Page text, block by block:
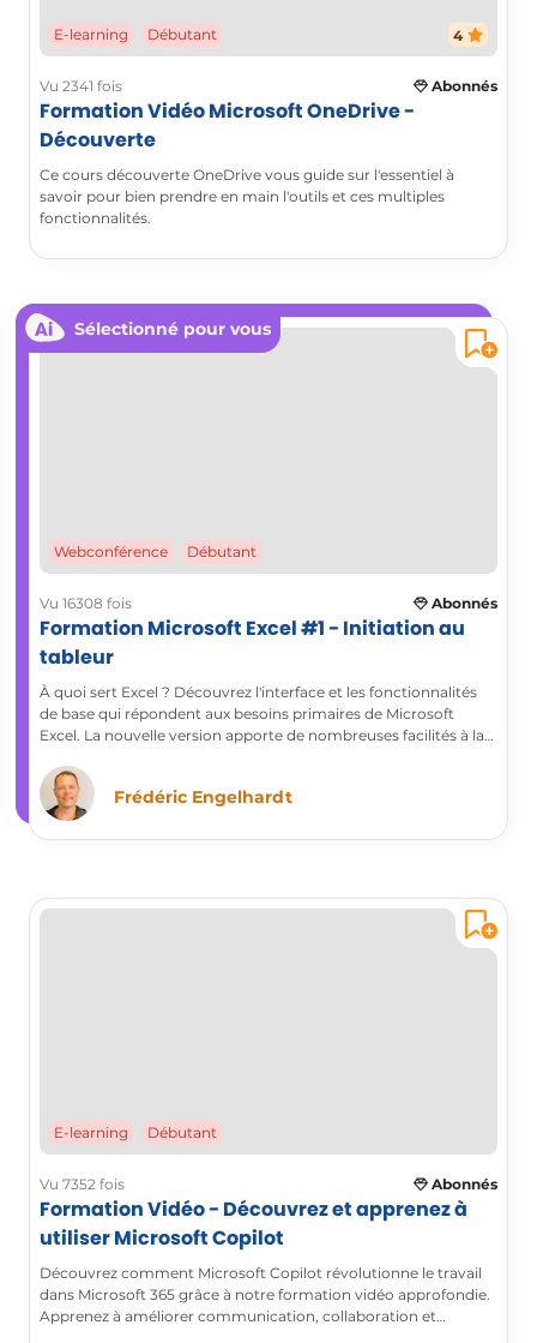
E-learning Débutant 4
Vu 2341 fois Abonnés
Formation Vidéo Microsoft OneDrive -
Découverte
Ce cours découverte OneDrive vous guide sur l'essentiel à
savoir pour bien prendre en main l'outils et ces multiples
fonctionnalités.
Sélectionné pour vous
Webconférence Débutant
Vu 16308 fois Abonnés
Formation Microsoft Excel #1 - Initiation au
tableur
À quoi sert Excel ? Découvrez l'interface et les fonctionnalités
de base qui répondent aux besoins primaires de Microsoft
Excel. La nouvelle version apporte de nombreuses facilités à la
Frédéric Engelhardt
E-learning Débutant
Vu 7352 fois Abonnés
Formation Vidéo - Découvrez et apprenez à
utiliser Microsoft Copilot
Découvrez comment Microsoft Copilot révolutionne le travail
dans Microsoft 365 grâce à notre formation vidéo approfondie.
Apprenez à améliorer communication, collaboration et